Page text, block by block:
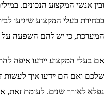
ובין אנשי המקצוע הנכונים.
בבחירת בעלי המקצוע שיגיעו
המערכת, כי יש להם השפעה על
אם בעלי המקצוע יידעו איפה
שלכם ואם הם יידעו איך לעשות
נפלא לאורך שנים. לעומת זאת,